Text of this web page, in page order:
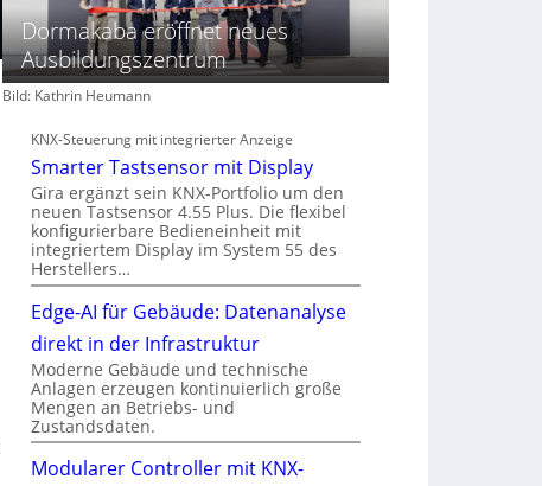
Dormakaba eröffnet neues
Ausbildungszentrum
Bild: Kathrin Heumann
KNX-Steuerung mit integrierter Anzeige
Smarter Tastsensor mit Display
Gira ergänzt sein KNX-Portfolio um den
neuen Tastsensor 4.55 Plus. Die flexibel
konfigurierbare Bedieneinheit mit
integriertem Display im System 55 des
Herstellers…
Edge-AI für Gebäude: Datenanalyse
direkt in der Infrastruktur
Moderne Gebäude und technische
Anlagen erzeugen kontinuierlich große
Mengen an Betriebs- und
Zustandsdaten.
Modularer Controller mit KNX-